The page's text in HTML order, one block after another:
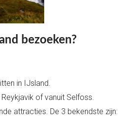
bezoeken?
in IJsland.
of vanuit Selfoss.
attracties. De 3 bekendste zijn: